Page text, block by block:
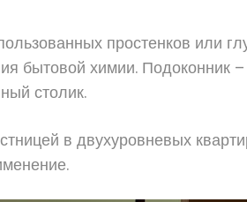
простенков или
бытовой химии. Подоконник
столик.
в двухуровневых